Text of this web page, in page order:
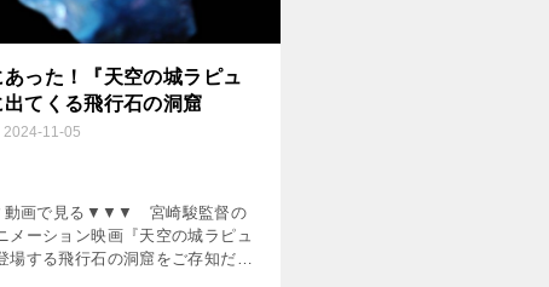
あった！『天空の城ラピュ
出てくる飛行石の洞窟
2024-11-05
画で見る▼▼▼ 宮崎駿監督の
メーション映画『天空の城ラピュ
場する飛行石の洞窟をご存知だろ